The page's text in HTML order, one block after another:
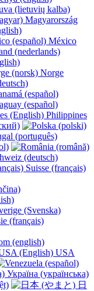
Magyarország
México
(nederlands)
Norge
(español)
Philippines
(português)
(deutsch)
Suisse (français)
(français)
(english)
USA
Україна (українська)
日